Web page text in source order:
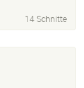
14 Schnitte